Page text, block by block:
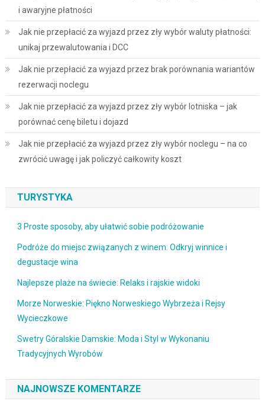
i awaryjne płatności
Jak nie przepłacić za wyjazd przez zły wybór waluty płatności:
unikaj przewalutowania i DCC
Jak nie przepłacić za wyjazd przez brak porównania wariantów
rezerwacji noclegu
Jak nie przepłacić za wyjazd przez zły wybór lotniska – jak
porównać cenę biletu i dojazd
Jak nie przepłacić za wyjazd przez zły wybór noclegu – na co
zwrócić uwagę i jak policzyć całkowity koszt
TURYSTYKA
3 Proste sposoby, aby ułatwić sobie podróżowanie
Podróże do miejsc związanych z winem: Odkryj winnice i
degustacje wina
Najlepsze plaże na świecie: Relaks i rajskie widoki
Morze Norweskie: Piękno Norweskiego Wybrzeża i Rejsy
Wycieczkowe
Swetry Góralskie Damskie: Moda i Styl w Wykonaniu
Tradycyjnych Wyrobów
NAJNOWSZE KOMENTARZE